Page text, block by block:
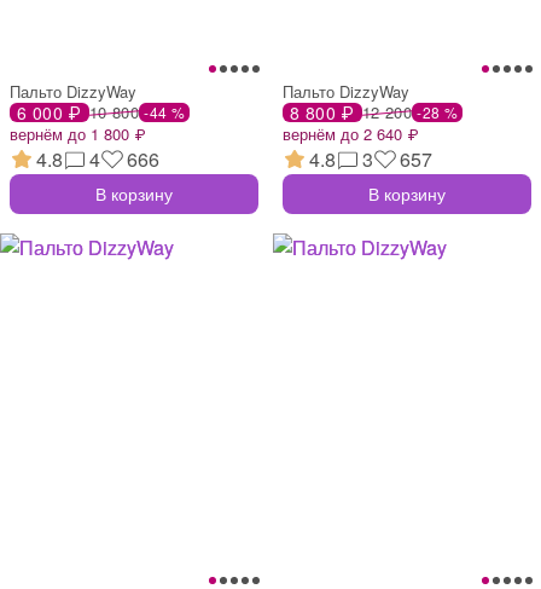
Пальто DizzyWay
6 000 ₽ 10 800 -44 %
вернём до 1 800 ₽
4.8 4 666
В корзину
Пальто DizzyWay
8 800 ₽ 12 200 -28 %
вернём до 2 640 ₽
4.8 3 657
В корзину